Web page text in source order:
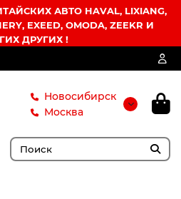
АВТО HAVAL, LIXIANG,
EXEED, OMODA, ZEEKR И
ДРУГИХ !
Новосибирск
Москва